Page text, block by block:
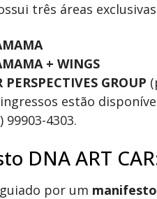
três áreas
+ WINGS
PERSPECTIVES GROUP
estão
99903-4303.
DNA ART
por um manifesto